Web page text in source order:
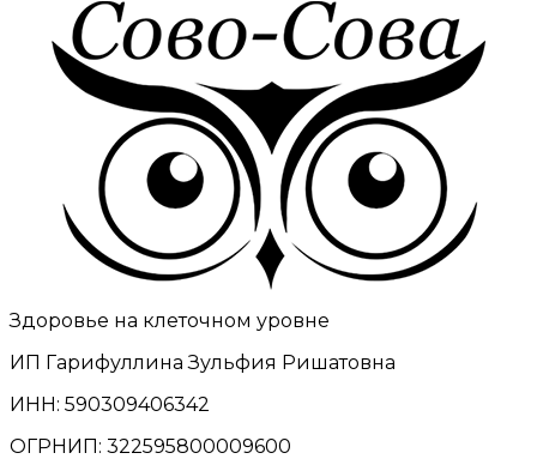
Здоровье на клеточном уровне
ИП Гарифуллина Зульфия Ришатовна
ИНН: 590309406342
ОГРНИП: 322595800009600